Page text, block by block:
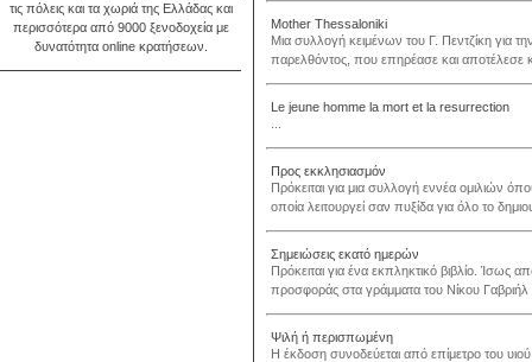
τις πόλεις και τα χωριά της Ελλάδας και
περισσότερα από 9000 ξενοδοχεία με
δυνατότητα online κρατήσεων.
Mother Thessaloniki
Μια συλλογή κειμένων του Γ. Πεντζίκη για
παρελθόντος, που επηρέασε και αποτέλεσε
Le jeune homme la mort et la resurrection
Προς εκκλησιασμόν
Πρόκειται για μια συλλογή εννέα ομιλιών
οποία λειτουργεί σαν πυξίδα για όλο το
Σημειώσεις εκατό ημερών
Πρόκειται για ένα εκπληκτικό βιβλίο. Ίσως
προσφοράς στα γράμματα του Νίκου Γαβριήλ
Ψιλή ή περισπωμένη
Η έκδοση συνοδεύεται από επίμετρο του